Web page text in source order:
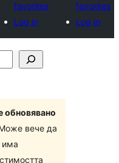
favorites
Log in
favorites
Log in
обновявано
вече да
има